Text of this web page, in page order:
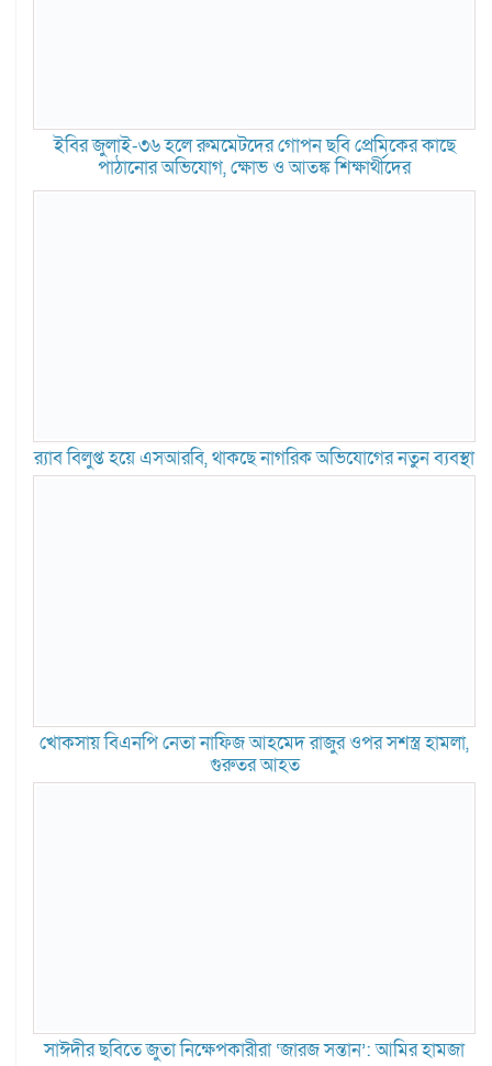
ইবির জুলাই-৩৬ হলে রুমমেটদের গোপন ছবি প্রেমিকের কাছে
পাঠানোর অভিযোগ, ক্ষোভ ও আতঙ্ক শিক্ষার্থীদের
র‍্যাব বিলুপ্ত হয়ে এসআরবি, থাকছে নাগরিক অভিযোগের নতুন ব্যবস্থা
খোকসায় বিএনপি নেতা নাফিজ আহমেদ রাজুর ওপর সশস্ত্র হামলা,
গুরুতর আহত
সাঈদীর ছবিতে জুতা নিক্ষেপকারীরা ‘জারজ সন্তান’: আমির হামজা